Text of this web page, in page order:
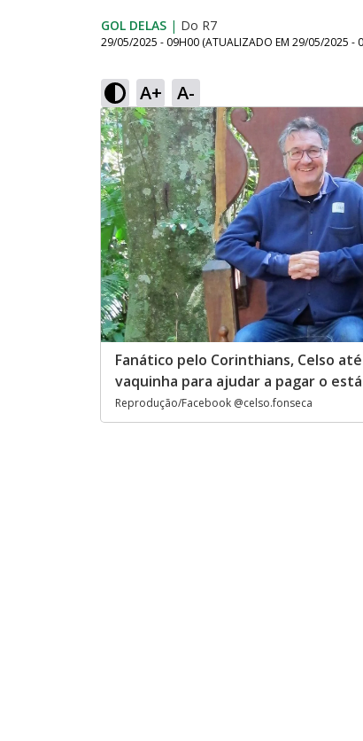
GOL DELAS | Do R7
29/05/2025 - 09H00 (ATUALIZADO EM 29/05/2025 -
A+ A-
Fanático pelo Corinthians, Celso
vaquinha para ajudar a pagar o
Reprodução/Facebook @celso.fonseca